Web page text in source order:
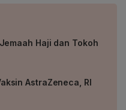
Haji dan Tokoh
AstraZeneca, RI